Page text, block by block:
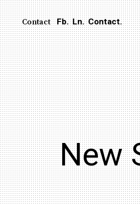
Contact Fb. Ln. Contact.
New